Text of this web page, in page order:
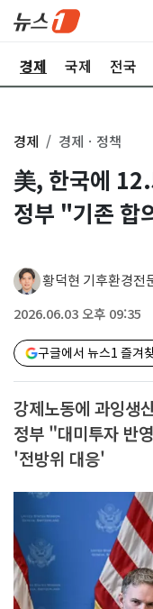
경제 국제 전국
경제 경제ㆍ정책
美, 한국에
정부 "기존 합
황덕현 기후환경전
2026.06.03 오후 09:35
구글에서 뉴스1 즐겨
강제노동에 과잉생
정부 "대미투자 반
'전방위 대응'